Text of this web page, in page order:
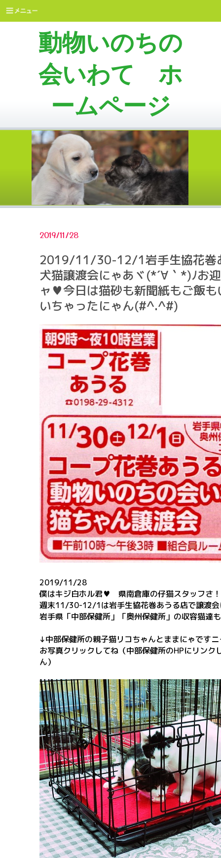
動物いのちの
会いわて ホ
ームページ
2019/11/28
2019/11/30-12/1岩手生協花巻
犬猫譲渡会にゃあヾ(*´∀｀*)ﾉお
ャ♥今日は猫砂も新聞紙もご飯も
いちゃったにゃん(#^.^#)
2019/11/28
僕はキジ白ホル君♥ 県南倉庫の仔猫スタッフさ！
週末11/30-12/1は岩手生協花巻あうる店で譲渡会
岩手県「中部保健所」「奥州保健所」の収容猫達
↓中部保健所の親子猫リコちゃんとままにゃです
お写真クリックしてね（中部保健所のHPにリンク
ん）